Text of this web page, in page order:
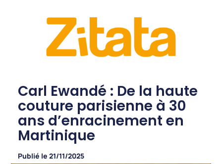
Carl Ewandé : De la haute
couture parisienne à 30
ans d’enracinement en
Martinique
Publié le 21/11/2025